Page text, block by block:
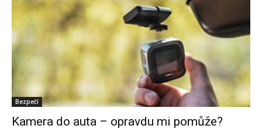
Bezpečí
Kamera do auta – opravdu mi pomůže?